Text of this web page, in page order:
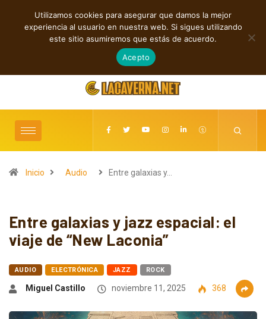
TENDENCIAS
Rock, folk e indie: cuatro estrenos independientes por descubrir
agosto 7, 2026
Inicio Audio Entre galaxias y…
Entre galaxias y jazz espacial: el
viaje de “New Laconia”
AUDIO ELECTRÓNICA JAZZ ROCK
Miguel Castillo noviembre 11, 2025 368
Utilizamos cookies para asegurar que damos la mejor
experiencia al usuario en nuestra web. Si sigues utilizando
este sitio asumiremos que estás de acuerdo.
Acepto